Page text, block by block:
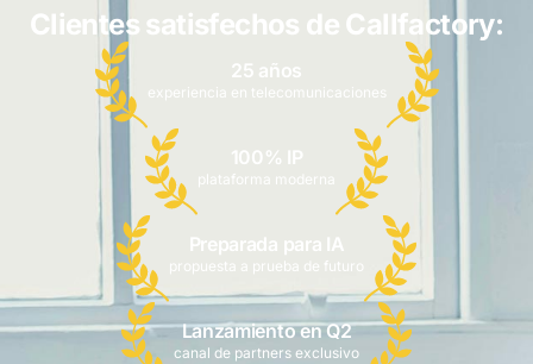
Clientes satisfechos de Callfactory:
25 años
experiencia en telecomunicaciones
100% IP
plataforma moderna
Preparada para IA
propuesta a prueba de futuro
Lanzamiento en Q2
canal de partners exclusivo